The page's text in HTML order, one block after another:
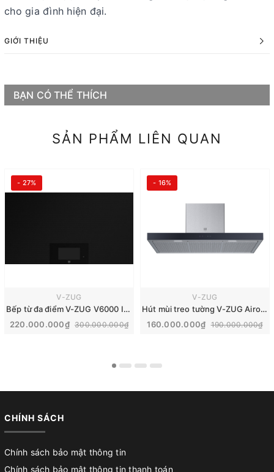
cho gia đình hiện đại.
GIỚI THIỆU
BẠN CÓ THỂ THÍCH
SẢN PHẨM LIÊN QUAN
- 27%
V-ZUG
Bếp từ đa điểm V-ZUG V6000 I906 FullFlex | 3113400003
220.000.000₫ 300.000.000₫
- 16%
V-ZUG
Hút mùi treo tường V-ZUG AiroClearWall V6000 90 | 6202800001
160.000.000₫ 190.000.000₫
CHÍNH SÁCH
Chính sách bảo mật thông tin
Chính sách bảo mật thông tin thanh toán